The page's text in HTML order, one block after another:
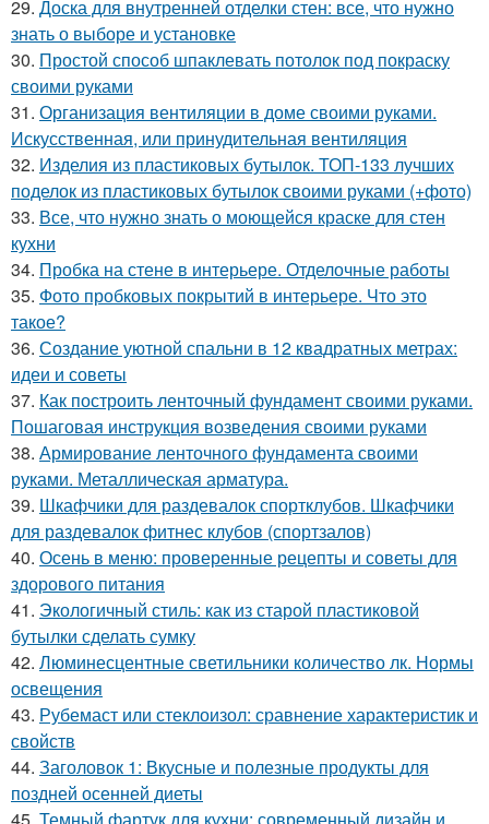
29. Доска для внутренней отделки стен: все, что нужно
знать о выборе и установке
30. Простой способ шпаклевать потолок под покраску
своими руками
31. Организация вентиляции в доме своими руками.
Искусственная, или принудительная вентиляция
32. Изделия из пластиковых бутылок. ТОП-133 лучших
поделок из пластиковых бутылок своими руками (+фото)
33. Все, что нужно знать о моющейся краске для стен
кухни
34. Пробка на стене в интерьере. Отделочные работы
35. Фото пробковых покрытий в интерьере. Что это
такое?
36. Создание уютной спальни в 12 квадратных метрах:
идеи и советы
37. Как построить ленточный фундамент своими руками.
Пошаговая инструкция возведения своими руками
38. Армирование ленточного фундамента своими
руками. Металлическая арматура.
39. Шкафчики для раздевалок спортклубов. Шкафчики
для раздевалок фитнес клубов (спортзалов)
40. Осень в меню: проверенные рецепты и советы для
здорового питания
41. Экологичный стиль: как из старой пластиковой
бутылки сделать сумку
42. Люминесцентные светильники количество лк. Нормы
освещения
43. Рубемаст или стеклоизол: сравнение характеристик и
свойств
44. Заголовок 1: Вкусные и полезные продукты для
поздней осенней диеты
45. Темный фартук для кухни: современный дизайн и